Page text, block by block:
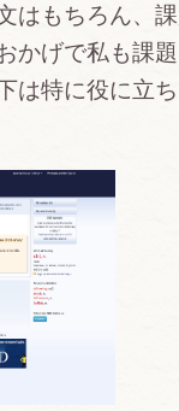
はもちろん、
かげで私も課
は特に役に立